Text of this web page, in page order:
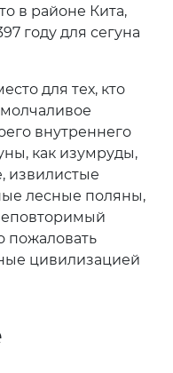
в районе Кита,
году для сегуна
для тех, кто
внутреннего
как изумруды,
извилистые
лесные поляны,
пожаловать
цивилизацией